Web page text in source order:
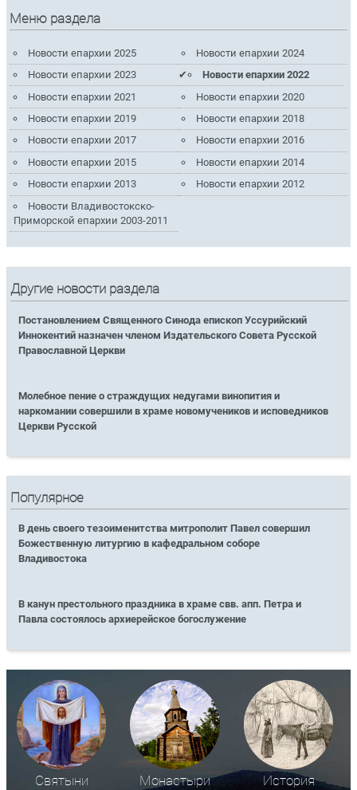
Меню раздела
Новости епархии 2025
Новости епархии 2024
Новости епархии 2023
Новости епархии 2022
Новости епархии 2021
Новости епархии 2020
Новости епархии 2019
Новости епархии 2018
Новости епархии 2017
Новости епархии 2016
Новости епархии 2015
Новости епархии 2014
Новости епархии 2013
Новости епархии 2012
Новости Владивостокско-
Приморской епархии 2003-2011
Другие новости раздела
Постановлением Священного Синода епископ Уссурийский
Иннокентий назначен членом Издательского Совета Русской
Православной Церкви
Молебное пение о страждущих недугами винопития и
наркомании совершили в храме новомучеников и исповедников
Церкви Русской
Популярное
В день своего тезоименитства митрополит Павел совершил
Божественную литургию в кафедральном соборе
Владивостока
В канун престольного праздника в храме свв. апп. Петра и
Павла состоялось архиерейское богослужение
Святыни Монастыри История